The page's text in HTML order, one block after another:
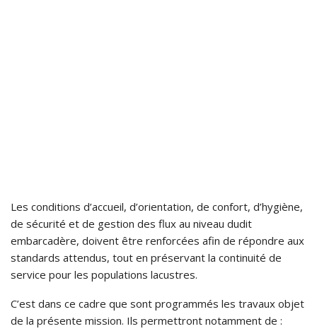
Les conditions d’accueil, d’orientation, de confort, d’hygiène,
de sécurité et de gestion des flux au niveau dudit
embarcadère, doivent être renforcées afin de répondre aux
standards attendus, tout en préservant la continuité de
service pour les populations lacustres.
C’est dans ce cadre que sont programmés les travaux objet
de la présente mission. Ils permettront notamment de :